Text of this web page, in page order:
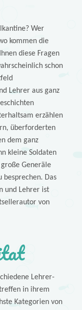
Wer
kommen die
diese Fragen
schon
Lehrer aus ganz
erzählen
überforderten
dem ganz
kleine Soldaten
Generäle
besprechen. Das
und Lehrer ist
von
Lehrer-
in ihrem
Kategorien von